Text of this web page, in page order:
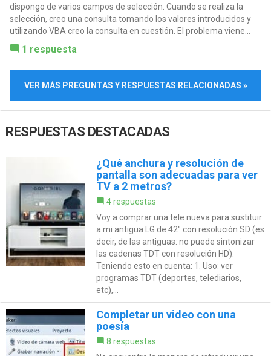
dispongo de varios campos de selección. Cuando se realiza la
selección, creo una consulta tomando los valores introducidos y
utilizando VBA creo la consulta en cuestión. El problema viene...
1 respuesta
VER MÁS PREGUNTAS Y RESPUESTAS RELACIONADAS »
RESPUESTAS DESTACADAS
¿Qué anchura y resolución de
pantalla son adecuadas para ver
TV a 2 metros?
4 respuestas
Voy a comprar una tele nueva para sustituir
a mi antigua LG de 42" con resolución SD (es
decir, de las antiguas: no puede sintonizar
las cadenas TDT con resolución HD).
Teniendo esto en cuenta: 1. Uso: ver
programas TDT (deportes, telediarios,
etc),...
Completar un video con una
poesía
8 respuestas